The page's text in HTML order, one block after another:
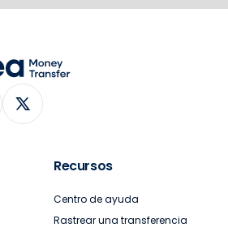
Recursos
Centro de ayuda
Rastrear una transferencia